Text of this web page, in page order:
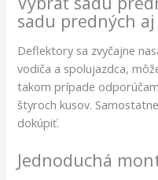
sadu predných
Deflektory sa zvyčajne
vodiča a spolujazdca,
takom prípade
štyroch kusov.
dokúpiť.
Jednoduchá